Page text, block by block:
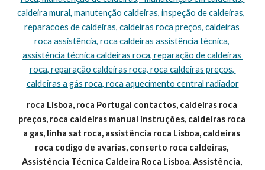
caldeira mural, manutenção caldeiras, inspeção de caldeiras,
reparacoes de caldeiras, caldeiras roca preços, caldeiras
roca assistência, roca caldeiras assistência técnica,
assistência técnica caldeiras roca, reparação de caldeiras
roca, reparação caldeiras roca, roca caldeiras preços,
caldeiras a gás roca, roca aquecimento central radiador
roca Lisboa, roca Portugal contactos, caldeiras roca
preços, roca caldeiras manual instruções, caldeiras roca
a gas, linha sat roca, assistência roca Lisboa, caldeiras
roca codigo de avarias, conserto roca caldeiras,
Assistência Técnica Caldeira Roca Lisboa. Assistência,